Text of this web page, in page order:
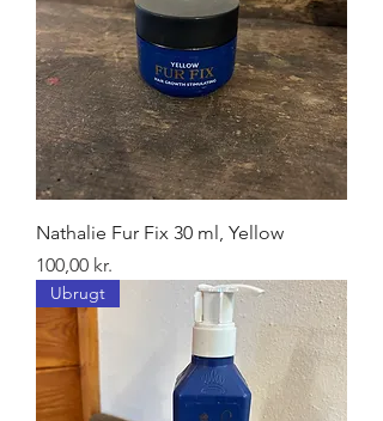
Nathalie Fur Fix 30 ml, Yellow
Pris
100,00 kr.
Ubrugt